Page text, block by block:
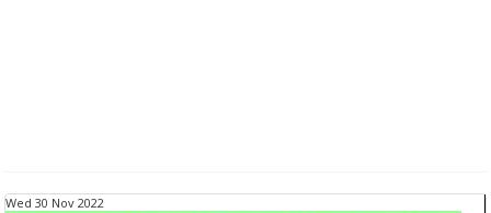
Wed 30 Nov 2022